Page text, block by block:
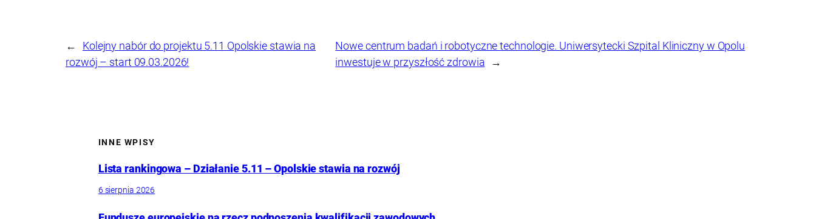
←
Kolejny nabór do projektu 5.11 Opolskie stawia na
rozwój – start 09.03.2026!
Nowe centrum badań i robotyczne technologie. Uniwersytecki Szpital Kliniczny w Opolu
inwestuje w przyszłość zdrowia
→
INNE WPISY
Lista rankingowa – Działanie 5.11 – Opolskie stawia na rozwój
6 sierpnia 2026